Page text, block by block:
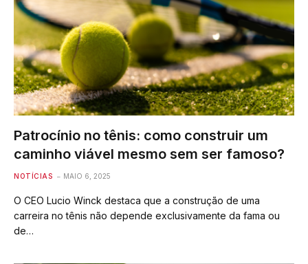
Patrocínio no tênis: como construir um
caminho viável mesmo sem ser famoso?
NOTÍCIAS MAIO 6, 2025
O CEO Lucio Winck destaca que a construção de uma
carreira no tênis não depende exclusivamente da fama ou
de…